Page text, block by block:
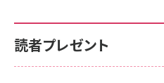
読者プレゼント